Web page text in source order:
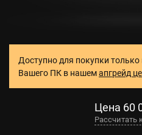
Доступно для покупки только
Вашего ПК в нашемапгрейд
Цена 60
Рассчитать